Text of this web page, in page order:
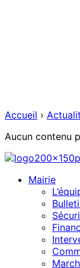
Accueil ›
Aucun contenu
Mairie